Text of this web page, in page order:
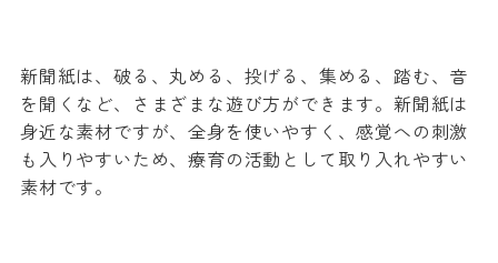
新聞紙は、破る、丸める、投げる、集める、踏む、音
を聞くなど、さまざまな遊び方ができます。新聞紙は
身近な素材ですが、全身を使いやすく、感覚への刺激
も入りやすいため、療育の活動として取り入れやすい
素材です。